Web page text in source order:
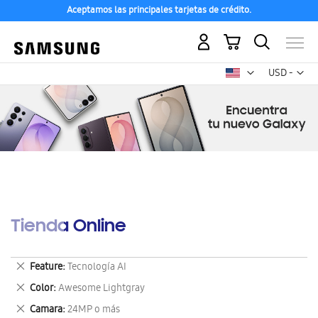
Aceptamos las principales tarjetas de crédito.
USD -
dólar
Mi carrito
Tienda Online
Feature Tecnología AI
Eliminar
este
artículo
Color Awesome Lightgray
Eliminar
este
Camara 24MP o más
Eliminar